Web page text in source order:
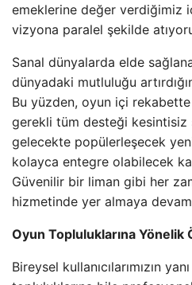
emeklerine değer verdiğimiz
vizyona paralel şekilde
Sanal dünyalarda elde
dünyadaki mutluluğu
Bu yüzden, oyun içi
gerekli tüm desteği kesintisiz
gelecekte popülerleşecek
kolayca entegre olabilecek
Güvenilir bir liman gibi her
hizmetinde yer almaya
Oyun Topluluklarına Yönelik
Bireysel kullanıcılarımızın